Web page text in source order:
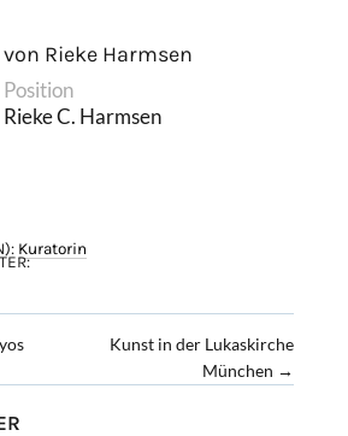
von Rieke Harmsen
Position
Rieke C. Harmsen
Kuratorin
Kunst in der Lukaskirche
München →